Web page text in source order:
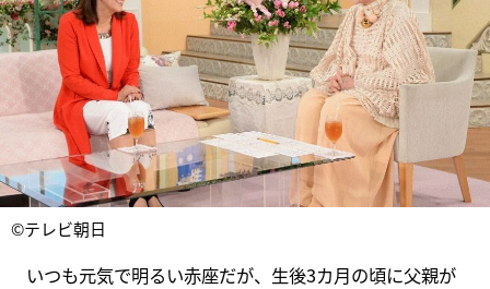
©テレビ朝日
いつも元気で明るい赤座だが、生後3カ月の頃に父親が